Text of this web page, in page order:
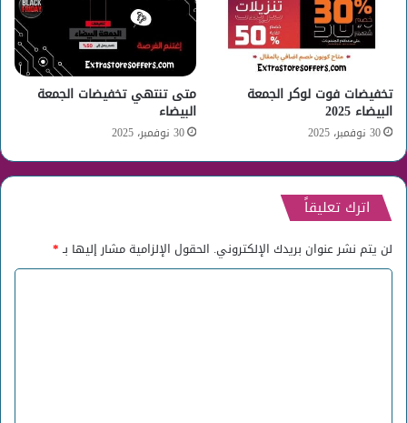
تخفيضات فوت لوكر الجمعة
البيضاء 2025
30 نوفمبر، 2025
متى تنتهي تخفيضات الجمعة
البيضاء
30 نوفمبر، 2025
اترك تعليقاً
لن يتم نشر عنوان بريدك الإلكتروني. الحقول الإلزامية مشار إليها بـ*